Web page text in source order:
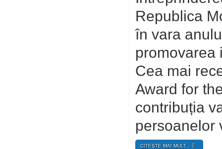
Republica
în vara
promovarea
Cea mai
Award for
contribuția
persoanelor
CITEŞTE MAI MULT...